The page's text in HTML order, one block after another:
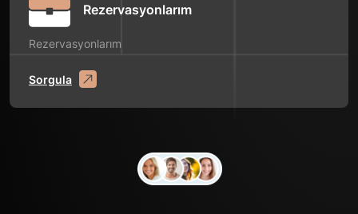
Rezervasyonlarım
Rezervasyonlarım
Sorgula